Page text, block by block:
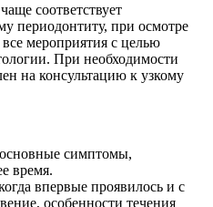
соответствует
периодонтиту, при осмотре
мероприятия с целью
При необходимости
на консультацию к узкому
симптомы,
время.
впервые проявилось и с
особенности течения